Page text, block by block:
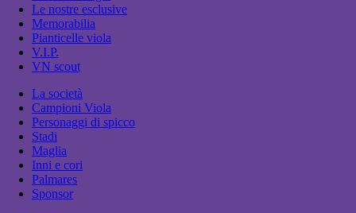
Le nostre esclusive
Memorabilia
Pianticelle viola
V.I.P.
VN scout
La società
Campioni Viola
Personaggi di spicco
Stadi
Maglia
Inni e cori
Palmares
Sponsor